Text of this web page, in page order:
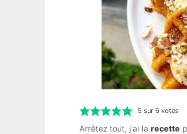
5 sur 6 votes
Arrêtez tout, j'ai la recette